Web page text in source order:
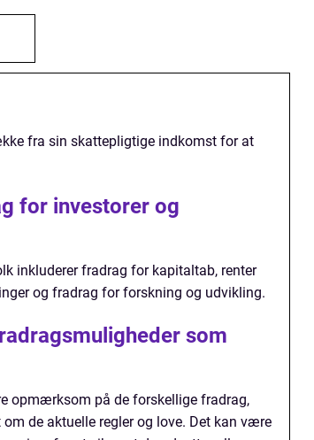
fra sin skattepligtige indkomst for at
for investorer og
inkluderer fradrag for kapitaltab, renter
og fradrag for forskning og udvikling.
som
opmærksom på de forskellige fradrag,
de aktuelle regler og love. Det kan være